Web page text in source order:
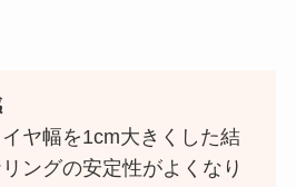
ヤ幅を1cm大きくした結
ングの安定性がよくなり